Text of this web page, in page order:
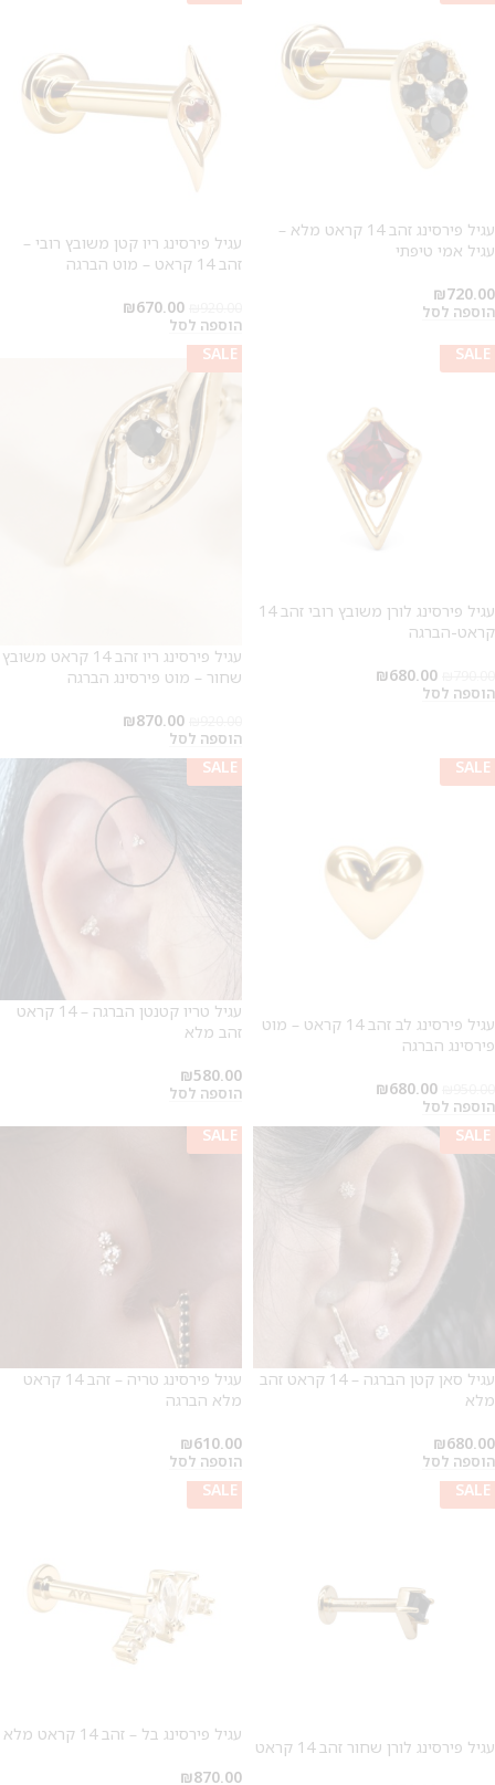
עגיל פירסינג זהב 14 קראט מלא –
עגיל אמי טיפתי
₪720.00
הוספה לסל
עגיל פירסינג ריו קטן משובץ רובי –
זהב 14 קראט – מוט הברגה
₪670.00
הוספה לסל
SALE
SALE
עגיל פירסינג לורן משובץ רובי זהב 14
קראט-הברגה
₪680.00
הוספה לסל
SALE
SALE
עגיל פירסינג ריו זהב 14 קראט משובץ
שחור – מוט פירסינג הברגה
₪870.00
הוספה לסל
SALE
SALE
עגיל פירסינג לב זהב 14 קראט – מוט
פירסינג הברגה
₪680.00
הוספה לסל
SALE
עגיל טריו קטנטן הברגה – 14 קראט
זהב מלא
₪580.00
הוספה לסל
SALE
עגיל סאן קטן הברגה – 14 קראט זהב
מלא
₪680.00
הוספה לסל
SALE
עגיל פירסינג טריה – זהב 14 קראט
מלא הברגה
₪610.00
הוספה לסל
SALE
SALE
עגיל פירסינג לורן שחור זהב 14 קראט
SALE
עגיל פירסינג בל – זהב 14 קראט מלא
₪870.00